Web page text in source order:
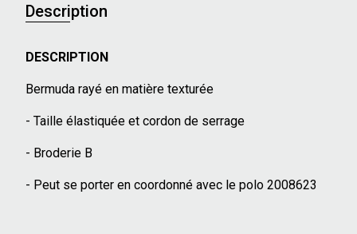
Description
DESCRIPTION
Bermuda rayé en matière texturée
- Taille élastiquée et cordon de serrage
- Broderie B
- Peut se porter en coordonné avec le polo 2008623